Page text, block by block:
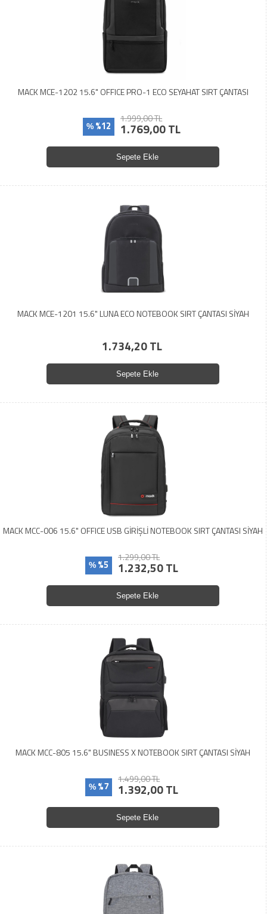
MACK MCE-1202 15.6" OFFICE PRO-1 ECO SEYAHAT SIRT ÇANTASI
% %12
1.999,00 TL
1.769,00 TL
Sepete Ekle
MACK MCE-1201 15.6" LUNA ECO NOTEBOOK SIRT ÇANTASI SİYAH
1.734,20 TL
Sepete Ekle
MACK MCC-006 15.6" OFFICE USB GİRİŞLİ NOTEBOOK SIRT ÇANTASI SİYAH
% %5
1.299,00 TL
1.232,50 TL
Sepete Ekle
MACK MCC-805 15.6" BUSINESS X NOTEBOOK SIRT ÇANTASI SİYAH
% %7
1.499,00 TL
1.392,00 TL
Sepete Ekle